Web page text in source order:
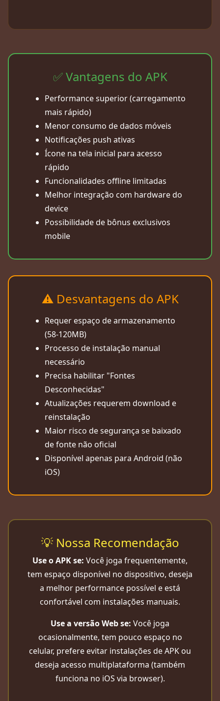
✅ Vantagens do APK
Performance superior (carregamento
mais rápido)
Menor consumo de dados móveis
Notificações push ativas
Ícone na tela inicial para acesso
rápido
Funcionalidades offline limitadas
Melhor integração com hardware do
device
Possibilidade de bônus exclusivos
mobile
⚠️ Desvantagens do APK
Requer espaço de armazenamento
(58-120MB)
Processo de instalação manual
necessário
Precisa habilitar "Fontes
Desconhecidas"
Atualizações requerem download e
reinstalação
Maior risco de segurança se baixado
de fonte não oficial
Disponível apenas para Android (não
iOS)
💡 Nossa Recomendação
Use o APK se: Você joga frequentemente,
tem espaço disponível no dispositivo, deseja
a melhor performance possível e está
confortável com instalações manuais.
Use a versão Web se: Você joga
ocasionalmente, tem pouco espaço no
celular, prefere evitar instalações de APK ou
deseja acesso multiplataforma (também
funciona no iOS via browser).